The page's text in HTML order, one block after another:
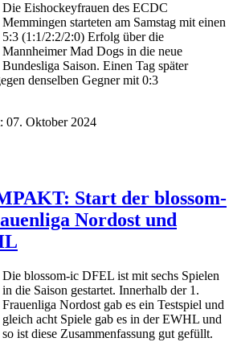
Die Eishockeyfrauen des ECDC
Memmingen starteten am Samstag mit einen
5:3 (1:1/2:2/2:0) Erfolg über die
Mannheimer Mad Dogs in die neue
Bundesliga Saison. Einen Tag später
denselben Gegner mit 0:3
07. Oktober 2024
Start der blossom-
Nordost und
Die blossom-ic DFEL ist mit sechs Spielen
in die Saison gestartet. Innerhalb der 1.
Frauenliga Nordost gab es ein Testspiel und
gleich acht Spiele gab es in der EWHL und
so ist diese Zusammenfassung gut gefüllt.